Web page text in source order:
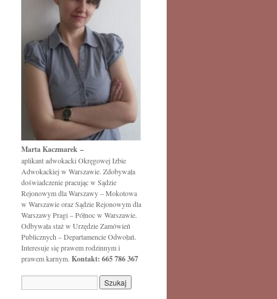
Marta Kaczmarek –
aplikant adwokacki Okręgowej Izbie
Adwokackiej w Warszawie. Zdobywała
doświadczenie pracując w Sądzie
Rejonowym dla Warszawy – Mokotowa
w Warszawie oraz Sądzie Rejonowym dla
Warszawy Pragi – Północ w Warszawie.
Odbywała staż w Urzędzie Zamówień
Publicznych – Departamencie Odwołań.
Interesuje się prawem rodzinnym i
prawem karnym. Kontakt: 665 786 367